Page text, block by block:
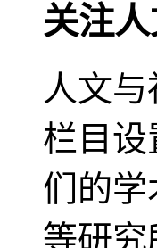
关注
人文
栏目
们的
等研究